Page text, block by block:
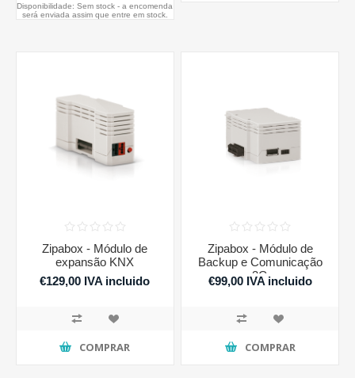
Disponibilidade: Sem stock - a encomenda
será enviada assim que entre em stock.
Zipabox - Módulo de
expansão KNX
€129,00 IVA incluido
COMPRAR
Zipabox - Módulo de
Backup e Comunicação
3G
€99,00 IVA incluido
COMPRAR